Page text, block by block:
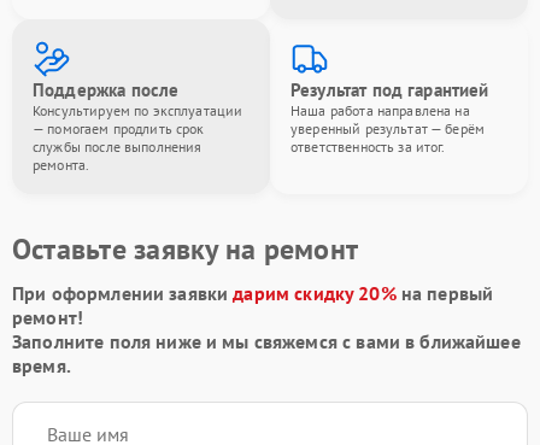
Поддержка после
Консультируем по эксплуатации
— помогаем продлить срок
службы после выполнения
ремонта.
Результат под гарантией
Наша работа направлена на
уверенный результат — берём
ответственность за итог.
Оставьте заявку на ремонт
При оформлении заявкидарим скидку 20%на первый
ремонт!
Заполните поля ниже и мы свяжемся с вами в ближайшее
время.